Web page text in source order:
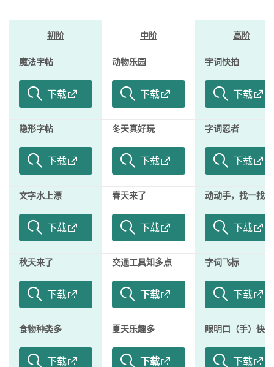
初阶 中阶 高阶
魔法字帖
下载
动物乐园
下载
字词快拍
下载
隐形字帖
下载
冬天真好玩
下载
字词忍者
下载
文字水上漂
下载
春天来了
下载
动动手，找一找
下载
秋天来了
下载
交通工具知多点
下载
字词飞标
下载
食物种类多
下载
夏天乐趣多
下载
眼明口（手）快
下载